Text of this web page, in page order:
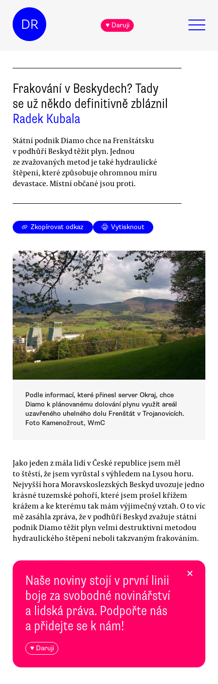
DR ♥ Daruji
Frakování v Beskydech? Tady
se už někdo definitivně zbláznil
Radek Kubala
Státní podnik Diamo chce na Frenštátsku
v podhůří Beskyd těžit plyn. Jednou
ze zvažovaných metod je také hydraulické
štěpení, které způsobuje ohromnou míru
devastace. Místní občané jsou proti.
Zkopírovat odkaz Vytisknout
Podle informací, které přinesl server Okraj, chce
Diamo k plánovanému dolování plynu využít areál
uzavřeného uhelného dolu Frenštát v Trojanovicích.
Foto Kamenožrout, WmC
Jako jeden z mála lidí v České republice jsem měl
to štěstí, že jsem vyrůstal s výhledem na Lysou horu.
Nejvyšší hora Moravskoslezských Beskyd uvozuje jedno
krásné tuzemské pohoří, které jsem prošel křížem
krážem a ke kterému tak mám výjimečný vztah. O to víc
mě zasáhla zpráva, že v podhůří Beskyd zvažuje státní
podnik Diamo těžit plyn velmi destruktivní metodou
hydraulického štěpení neboli takzvaným frakováním.
Naše noviny stojí v první linii
boje za svobodné novinářství
a lidská práva. Podpořte nás
a přidejte se k nám!
♥ Daruji
×